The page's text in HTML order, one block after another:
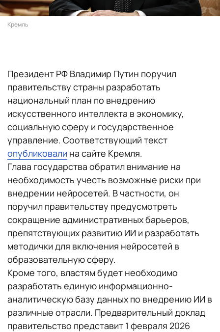
Кремль
Президент РФ Владимир Путин поручил
правительству страны разработать
национальный план по внедрению
искусственного интеллекта в экономику,
социальную сферу и государственное
управление. Соответствующий текст
опубликовали на сайте Кремля.
Глава государства обратил внимание на
необходимость учесть возможные риски при
внедрении нейросетей. В частности, он
поручил правительству предусмотреть
сокращение административных барьеров,
препятствующих развитию ИИ и разработать
методички для включения нейросетей в
образовательную сферу.
Кроме того, властям будет необходимо
разработать единую информационно-
аналитическую базу данных по внедрению ИИ в
различные отрасли. Предварительный доклад
правительство представит 1 февраля 2026